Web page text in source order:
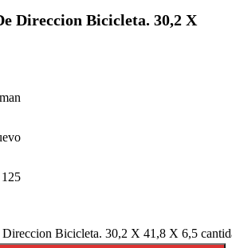
Direccion Bicicleta. 30,2 X
125
Direccion Bicicleta. 30,2 X 41,8 X 6,5